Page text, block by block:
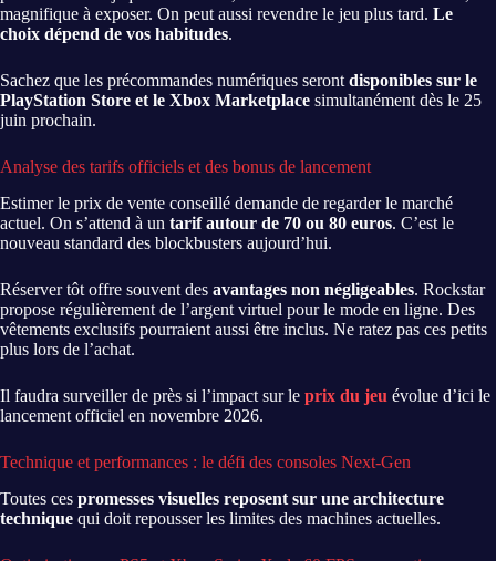
magnifique à exposer. On peut aussi revendre le jeu plus tard. Le
choix dépend de vos habitudes.
Sachez que les précommandes numériques seront disponibles sur le
PlayStation Store et le Xbox Marketplace simultanément dès le 25
juin prochain.
Analyse des tarifs officiels et des bonus de lancement
Estimer le prix de vente conseillé demande de regarder le marché
actuel. On s’attend à un tarif autour de 70 ou 80 euros. C’est le
nouveau standard des blockbusters aujourd’hui.
Réserver tôt offre souvent des avantages non négligeables. Rockstar
propose régulièrement de l’argent virtuel pour le mode en ligne. Des
vêtements exclusifs pourraient aussi être inclus. Ne ratez pas ces petits
plus lors de l’achat.
Il faudra surveiller de près si l’impact sur le prix du jeu évolue d’ici le
lancement officiel en novembre 2026.
Technique et performances : le défi des consoles Next-Gen
Toutes ces promesses visuelles reposent sur une architecture
technique qui doit repousser les limites des machines actuelles.